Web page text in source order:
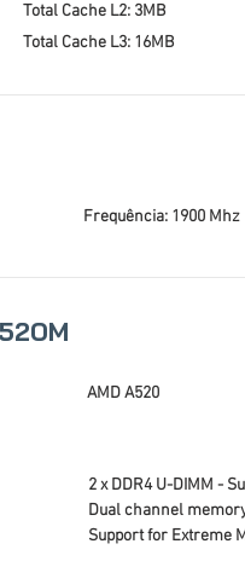
Total Cache L2: 3MB
Total Cache L3: 16MB
Frequência: 1900 Mhz
AMD A520
2 x DDR4 U-DIMM -
Dual channel
Support for Extreme